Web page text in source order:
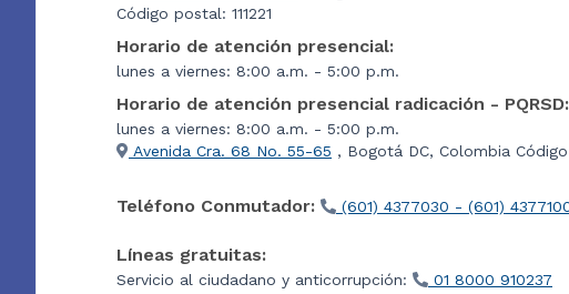
Código postal: 111221
Horario de atención presencial:
lunes a viernes: 8:00 a.m. - 5:00 p.m.
Horario de atención presencial radicación - PQRSD:
lunes a viernes: 8:00 a.m. - 5:00 p.m.
Avenida Cra. 68 No. 55-65 , Bogotá DC, Colombia Código
Teléfono Conmutador: (601) 4377030 - (601)
Líneas gratuitas:
Servicio al ciudadano y anticorrupción:
01 8000 910237